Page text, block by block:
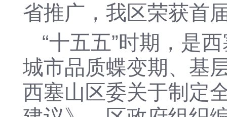
省推广，我区荣获首
“十五五”时期，是
城市品质蝶变期、基
西塞山区委关于制定